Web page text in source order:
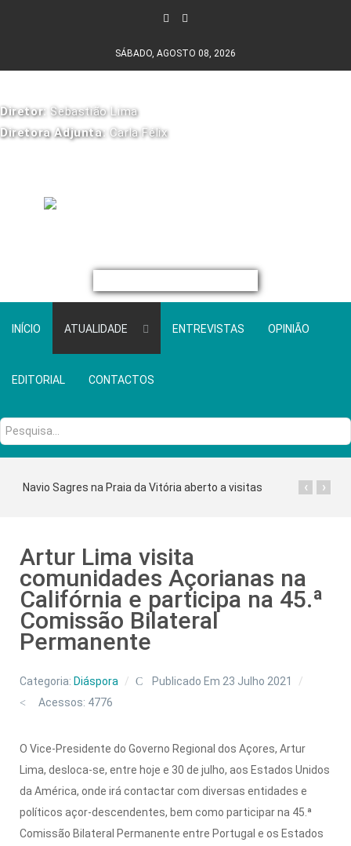
SÁBADO, AGOSTO 08, 2026
Diretor: Sebastião Lima
Diretora Adjunta: Carla Félix
INÍCIO ATUALIDADE ENTREVISTAS OPINIÃO
EDITORIAL CONTACTOS
Pesquisa...
Navio Sagres na Praia da Vitória aberto a visitas ›
‹
Artur Lima visita
comunidades Açorianas na
Califórnia e participa na 45.ª
Comissão Bilateral
Permanente
Categoria: Diáspora
Publicado Em 23 Julho 2021
Acessos: 4776
O Vice-Presidente do Governo Regional dos Açores, Artur
Lima, desloca-se, entre hoje e 30 de julho, aos Estados Unidos
da América, onde irá contactar com diversas entidades e
políticos açor-descendentes, bem como participar na 45.ª
Comissão Bilateral Permanente entre Portugal e os Estados